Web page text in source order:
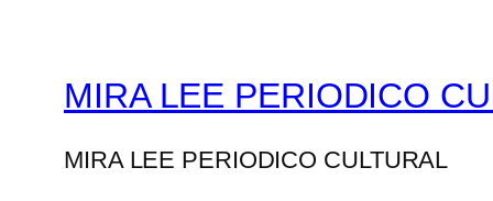
MIRA LEE PERIODICO
MIRA LEE PERIODICO CULTURAL